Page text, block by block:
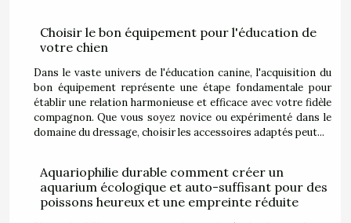
Choisir le bon équipement pour l'éducation de
votre chien
Dans le vaste univers de l'éducation canine, l'acquisition du
bon équipement représente une étape fondamentale pour
établir une relation harmonieuse et efficace avec votre fidèle
compagnon. Que vous soyez novice ou expérimenté dans le
domaine du dressage, choisir les accessoires adaptés peut...
Aquariophilie durable comment créer un
aquarium écologique et auto-suffisant pour des
poissons heureux et une empreinte réduite